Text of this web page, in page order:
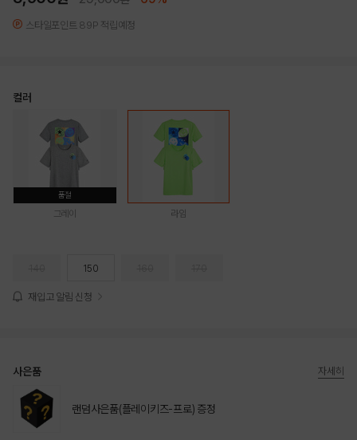
스타일포인트 89P 적립예정
컬러
품절
그레이 라임
150
재입고 알림 신청
사은품
랜덤사은품(플레이키즈-프로) 증정
자세히